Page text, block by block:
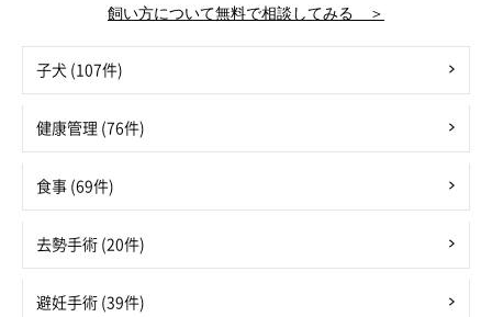
飼い方について無料で相談してみる ＞
子犬 (107件)
健康管理 (76件)
食事 (69件)
去勢手術 (20件)
避妊手術 (39件)